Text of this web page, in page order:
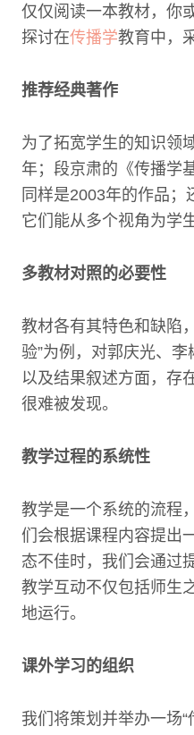
仅仅阅读一本教材，你
探讨在传播学教育中，
推荐经典著作
为了拓宽学生的知识领
年；段京肃的《传播学
同样是2003年的作品；
它们能从多个视角为学
多教材对照的必要性
教材各有其特色和缺陷
验”为例，对郭庆光、
以及结果叙述方面，存
很难被发现。
教学过程的系统性
教学是一个系统的流程
们会根据课程内容提出
态不佳时，我们会通过
教学互动不仅包括师生
地运行。
课外学习的组织
我们将策划并举办一场